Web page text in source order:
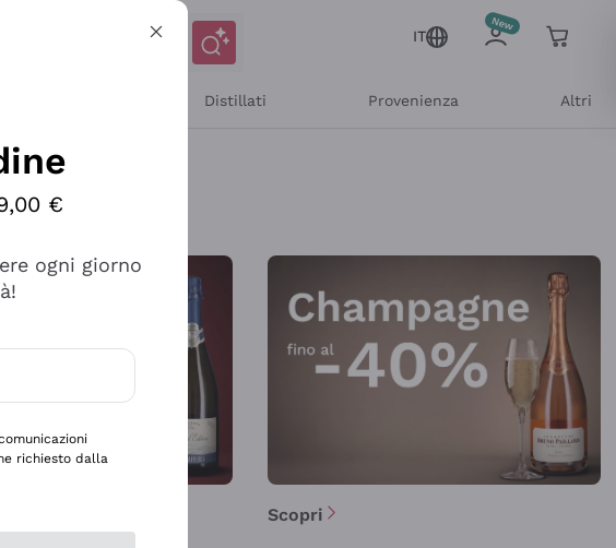
IT
Distillati Provenienza Altri
e Shop Online
Scopri
€
ogni giorno
comunicazioni e offerte personalizzate
richiesto dalla